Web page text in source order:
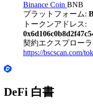
Binance Coin BNB
プラットフォーム:
トークンアドレス:
契約エクスプロー
https://bscscan.com/
DeFi 白書